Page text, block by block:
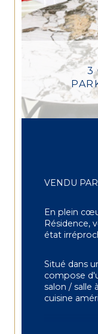
3
VENDU
En plein
Résidence,
état
Situé dans
compose
salon / salle
cuisine